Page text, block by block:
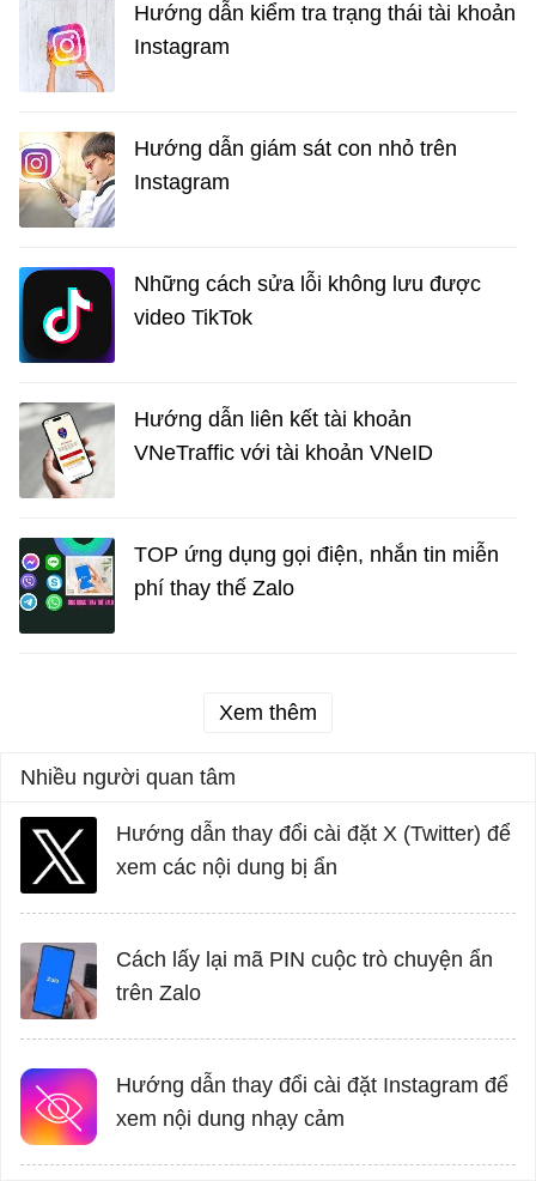
Hướng dẫn kiểm tra trạng thái tài khoản
Instagram
Hướng dẫn giám sát con nhỏ trên
Instagram
Những cách sửa lỗi không lưu được
video TikTok
Hướng dẫn liên kết tài khoản
VNeTraffic với tài khoản VNeID
TOP ứng dụng gọi điện, nhắn tin miễn
phí thay thế Zalo
Xem thêm
Nhiều người quan tâm
Hướng dẫn thay đổi cài đặt X (Twitter) để
xem các nội dung bị ẩn
Cách lấy lại mã PIN cuộc trò chuyện ẩn
trên Zalo
Hướng dẫn thay đổi cài đặt Instagram để
xem nội dung nhạy cảm